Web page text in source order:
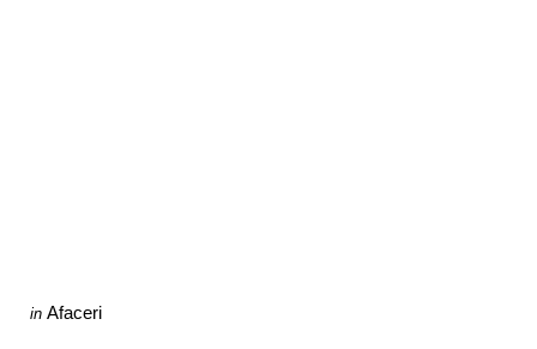
Categories
Posted
in Afaceri